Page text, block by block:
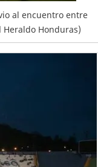
al encuentro entre
Heraldo Honduras)